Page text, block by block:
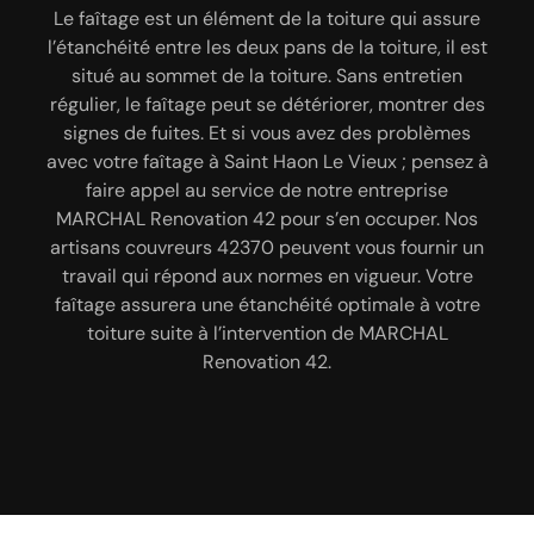
Le faîtage est un élément de la toiture qui assure
l’étanchéité entre les deux pans de la toiture, il est
situé au sommet de la toiture. Sans entretien
régulier, le faîtage peut se détériorer, montrer des
signes de fuites. Et si vous avez des problèmes
avec votre faîtage à Saint Haon Le Vieux ; pensez à
faire appel au service de notre entreprise
MARCHAL Renovation 42 pour s’en occuper. Nos
artisans couvreurs 42370 peuvent vous fournir un
travail qui répond aux normes en vigueur. Votre
faîtage assurera une étanchéité optimale à votre
toiture suite à l’intervention de MARCHAL
Renovation 42.
Notre entreprise de couverture MARCHAL
Renovation 42 qui est implantée à Saint Haon Le
Vieux 42370 a mis en place un service d’urgence
que vous pouvez joindre à tout moment c’est-à-
dire 24 h/ 24h et 7 j/ 7 j pour s’occuper de vos
urgences réparation toiture. Ayant à notre
disposition les matériels nécessaires, nos équipes
d’artisans couvreurs 42370 pourront intervenir sur
toutes les formes de toiture et pourront assurer
des travaux de réparation fiables. Ainsi, fiez-vous
au professionnalisme de notre entreprise
MARCHAL Renovation 42 pour réparer votre toiture
dans la ville de Saint Haon Le Vieux 42370 en
Saint Haon Le Vieux
Pour résoudre des problèmes comme une fuite de
toiture, il faut que vous appeliez en urgence un
couvreur dynamique et efficace. C’est un problème
fréquent et à ne pas négliger. Des problèmes de ce
genre nécessitent donc une intervention et une
réparation dans l’immédiat. Alors, pour assurer la
réparation de votre toiture, MARCHAL Renovation
42 est une entreprise spécialisée dans ce domaine
depuis des décennies et c’est aussi votre meilleur
choix à Saint Haon Le Vieux 42370 et ses régions
voisines.